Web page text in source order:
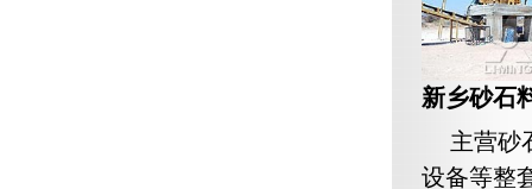
新乡砂石
主营砂
设备等整